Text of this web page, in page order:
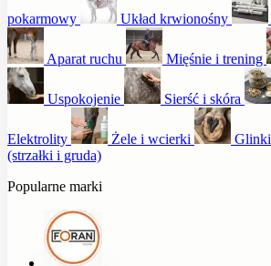
pokarmowy Układ krwionośny
Aparat ruchu Mięśnie i trening
Uspokojenie Sierść i skóra
Elektrolity Żele i wcierki Glinki
(strzałki i gruda)
Popularne marki